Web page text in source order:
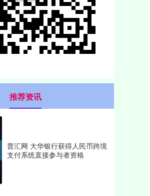
推荐资讯
普汇网 大华银行获得人民币跨境
支付系统直接参与者资格